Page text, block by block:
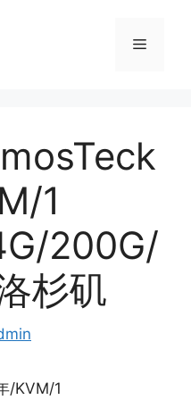
菜
1
200G/
杉矶
/KVM/1